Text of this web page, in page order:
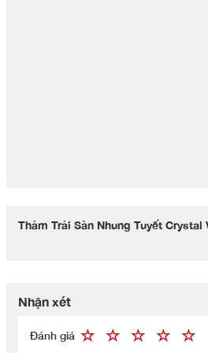
Thảm Trải Sàn Nhung Tuyết Crystal
Nhận xét
Đánh giá